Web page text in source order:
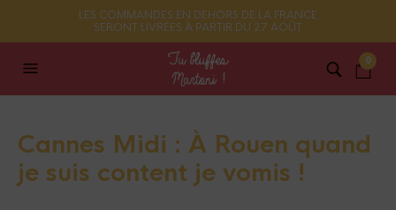
LES COMMANDES EN DEHORS DE LA FRANCE
SERONT LIVRÉES À PARTIR DU 27 AOÛT
0
Cannes Midi : À Rouen quand
je suis content je vomis !